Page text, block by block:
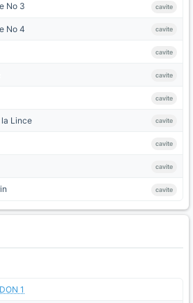
No 3 cavite
No 4 cavite
cavite
cavite
cavite
la Lince cavite
cavite
cavite
cavite
1